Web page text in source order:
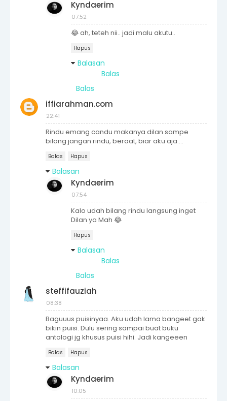
Kyndaerim
07:52
😂 ah, teteh nii.. jadi malu akutu..
Hapus
Balasan
Balas
Balas
iffiarahman.com
22:41
Rindu emang candu makanya dilan sampe
bilang jangan rindu, beraat, biar aku aja....
Balas Hapus
Balasan
Kyndaerim
07:54
Kalo udah bilang rindu langsung inget
Dilan ya Mah 😂
Hapus
Balasan
Balas
Balas
steffifauziah
08:38
Baguuus puisinyaa. Aku udah lama bangeet gak
bikin puisi. Dulu sering sampai buat buku
antologi jg khusus puisi hihi. Jadi kangeeen
Balas Hapus
Balasan
Kyndaerim
10:05